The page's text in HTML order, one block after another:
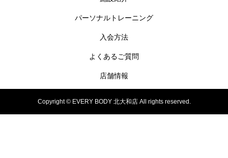
パーソナルトレーニング
入会方法
よくあるご質問
店舗情報
Copyright © EVERY BODY 北大和店 All rights reserved.